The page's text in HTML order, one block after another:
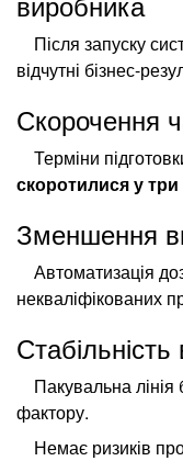
Після запуску
відчутні бізнес-
Скорочення
Терміни
скоротилися у три
Зменшення
Автоматизація
некваліфікованих
Пакувальна
фактору.
Немає ризиків